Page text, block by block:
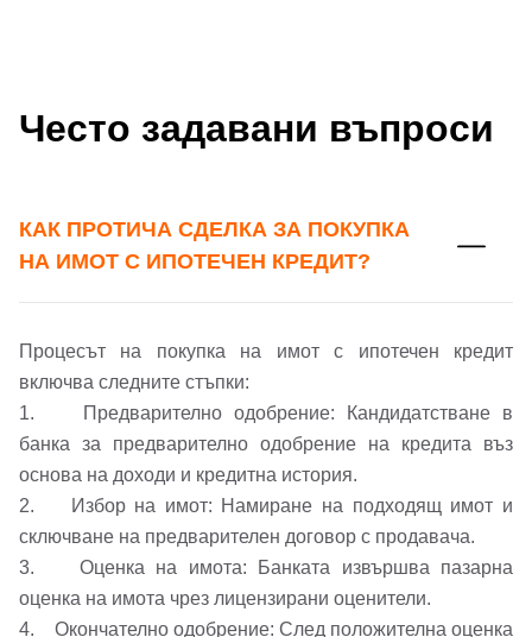
Добре дошъл!
Често задавани въпроси
КАК ПРОТИЧА СДЕЛКА ЗА ПОКУПКА
НА ИМОТ С ИПОТЕЧЕН КРЕДИТ?
Процесът на покупка на имот с ипотечен кредит
включва следните стъпки:
1. Предварително одобрение: Кандидатстване в
банка за предварително одобрение на кредита въз
основа на доходи и кредитна история.
2. Избор на имот: Намиране на подходящ имот и
сключване на предварителен договор с продавача.
3. Оценка на имота: Банката извършва пазарна
оценка на имота чрез лицензирани оценители.
4. Окончателно одобрение: След положителна оценка